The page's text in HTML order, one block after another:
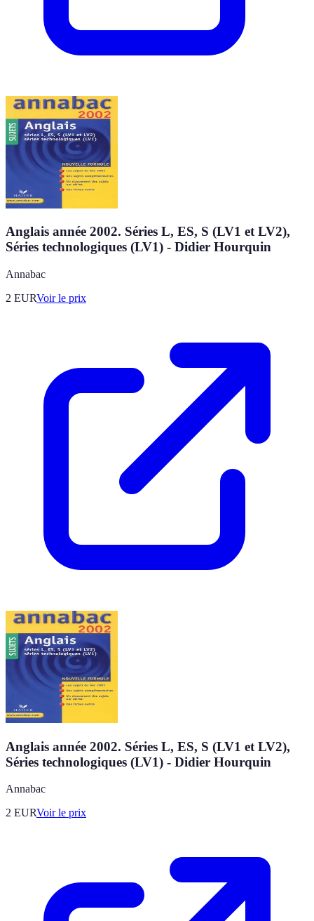
Anglais année 2002. Séries L, ES, S (LV1 et LV2),
Séries technologiques (LV1) - Didier Hourquin
Annabac
2 EURVoir le prix
Anglais année 2002. Séries L, ES, S (LV1 et LV2),
Séries technologiques (LV1) - Didier Hourquin
Annabac
2 EURVoir le prix